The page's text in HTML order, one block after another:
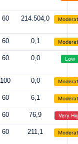
60 214.504,0
60 0,1
60 0,0 Low
100 0,0
60 6,1
60 76,9 Very
60 211,1